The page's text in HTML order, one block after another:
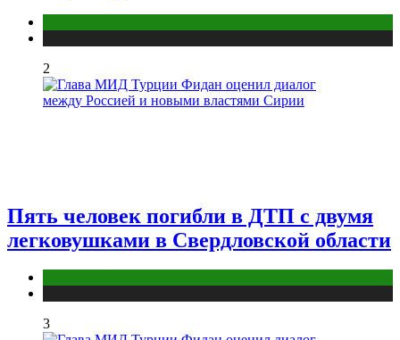
2
Пять человек погибли в ДТП с двумя
легковушками в Свердловской области
3